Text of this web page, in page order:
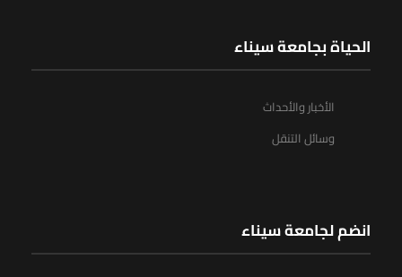
الحياة بجامعة سيناء
الأخبار والأحداث
وسائل التنقل
انضم لجامعة سيناء